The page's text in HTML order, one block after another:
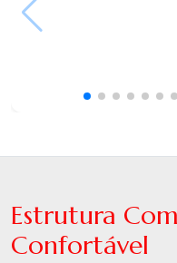
Estrutura
Confortável